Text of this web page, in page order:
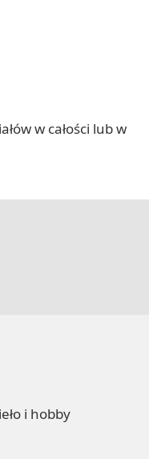
w całości lub w
i hobby